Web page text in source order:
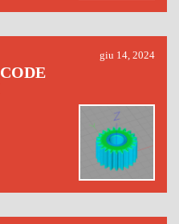
giu 14, 2024